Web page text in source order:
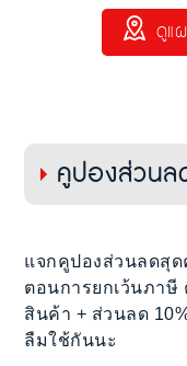
ดูแ
คูปองส่วนล
แจกคูปองส่วนลดสุ
ตอนการยกเว้นภาษี
สินค้า + ส่วนลด
ลืมใช้กันนะ